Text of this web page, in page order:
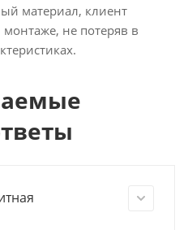
материал, клиент
не потеряв в